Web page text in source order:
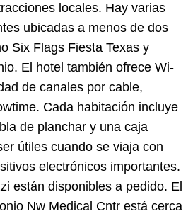
locales. Hay varias
ubicadas a menos de dos
Six Flags Fiesta Texas y
El hotel también ofrece Wi-
de canales por cable,
Cada habitación incluye
de planchar y una caja
útiles cuando se viaja con
electrónicos importantes.
están disponibles a pedido. El
Nw Medical Cntr está cerca